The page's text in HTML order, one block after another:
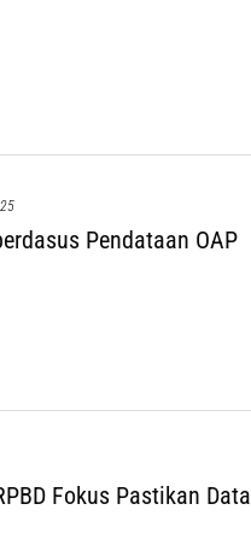
Pendataan OAP
Fokus Pastikan Data